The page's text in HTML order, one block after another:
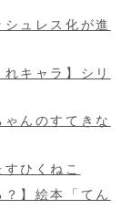
シュレス化が進
キャラ】シリ
ゃんのすてきな
ひくねこ
？】絵本「てん